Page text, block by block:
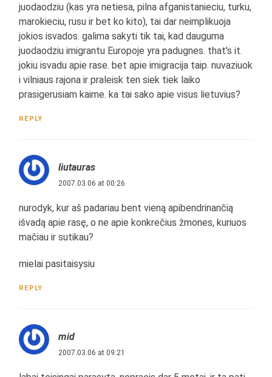
juodaodziu (kas yra netiesa, pilna afganistanieciu, turku,
marokieciu, rusu ir bet ko kito), tai dar neimplikuoja
jokios isvados. galima sakyti tik tai, kad dauguma
juodaodziu imigrantu Europoje yra padugnes. that's it.
jokiu isvadu apie rase. bet apie imigracija taip. nuvaziuok
i vilniaus rajona ir praleisk ten siek tiek laiko
prasigerusiam kaime. ka tai sako apie visus lietuvius?
REPLY
liutauras
2007.03.06 at 00:26
nurodyk, kur aš padariau bent vieną apibendrinančią
išvadą apie rasę, o ne apie konkrečius žmones, kuriuos
mačiau ir sutikau?
mielai pasitaisysiu
REPLY
mid
2007.03.06 at 09:21